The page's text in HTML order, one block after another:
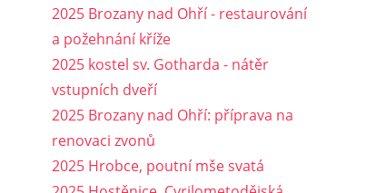
2025 Brozany nad Ohří - restaurování
a požehnání kříže
2025 kostel sv. Gotharda - nátěr
vstupních dveří
2025 Brozany nad Ohří: příprava na
renovaci zvonů
2025 Hrobce, poutní mše svatá